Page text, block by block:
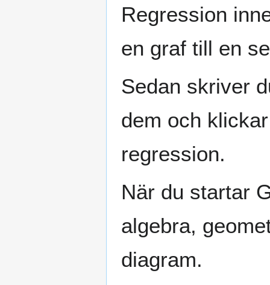
Regression
en graf till en
Sedan skriver
dem och
regression.
När du startar
algebra,
diagram.